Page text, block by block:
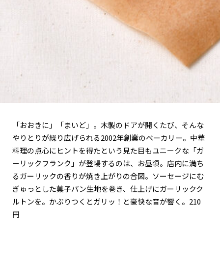
「おおきに」「まいど」。木製のドアが開くたび、そんな
やりとりが繰り広げられる2002年創業のベーカリー。中華
料理の点心にヒントを得たという見た目もユニークな「ガ
ーリックフランク」が登場するのは、お昼頃。店内に満ち
るガーリックの香りが焼き上がりの合図。ソーセージにむ
ぎゅっとした菓子パン生地を巻き、仕上げにガーリックク
ルトンを。かぶりつくとガリッ！と豪快な音が響く。210
円